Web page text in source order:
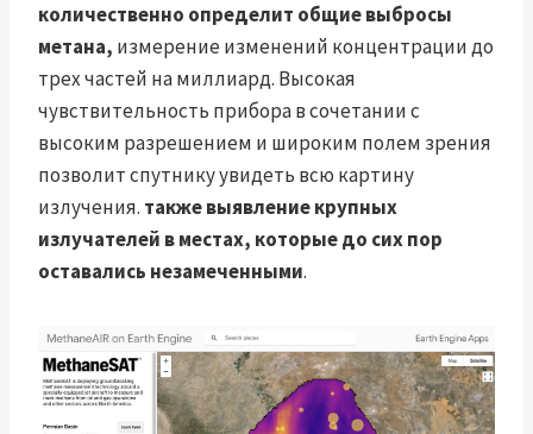
количественно определит общие выбросы
метана, измерение изменений концентрации до
трех частей на миллиард. Высокая
чувствительность прибора в сочетании с
высоким разрешением и широким полем зрения
позволит спутнику увидеть всю картину
излучения. также выявление крупных
излучателей в местах, которые до сих пор
оставались незамеченными.